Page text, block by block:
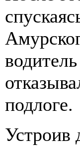
подлоге.
Устроив